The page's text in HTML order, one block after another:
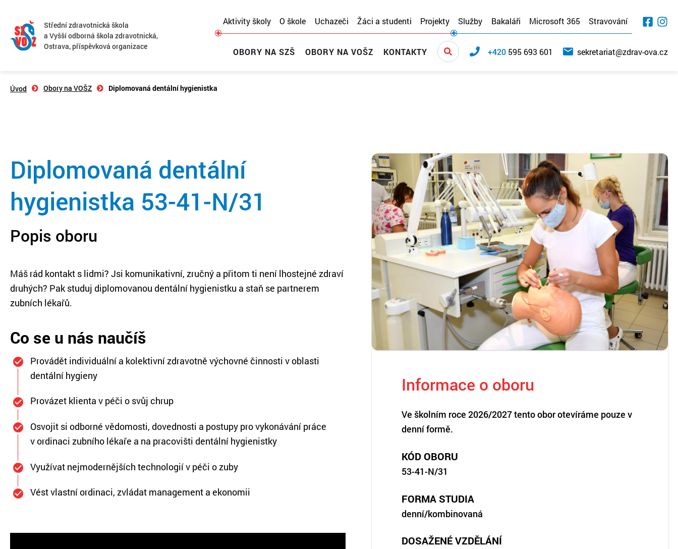
Střední zdravotnická škola
a Vyšší odborná škola zdravotnická,
Ostrava, příspěvková organizace
Aktivity školy O škole Uchazeči Žáci a studenti Projekty Služby Bakaláři Microsoft 365 Stravování
OBORY NA SZŠ OBORY NA VOŠZ KONTAKTY +420 595 693 601 sekretariat@zdrav-ova.cz
Úvod Obory na VOŠZ Diplomovaná dentální hygienistka
Diplomovaná dentální
hygienistka 53-41-N/31
Popis oboru
Máš rád kontakt s lidmi? Jsi komunikativní, zručný a přitom ti není lhostejné zdraví
druhých? Pak studuj diplomovanou dentální hygienistku a staň se partnerem
zubních lékařů.
Co se u nás naučíš
Provádět individuální a kolektivní zdravotně výchovné činnosti v oblasti
dentální hygieny
Provázet klienta v péči o svůj chrup
Osvojit si odborné vědomosti, dovednosti a postupy pro vykonávání práce
v ordinaci zubního lékaře a na pracovišti dentální hygienistky
Využívat nejmodernějších technologií v péči o zuby
Vést vlastní ordinaci, zvládat management a ekonomii
Informace o oboru
Ve školním roce 2026/2027 tento obor otevíráme pouze v
denní formě.
KÓD OBORU
53-41-N/31
FORMA STUDIA
denní/kombinovaná
DOSAŽENÉ VZDĚLÁNÍ